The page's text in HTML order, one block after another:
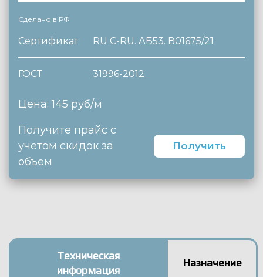
Сделано в РФ
Сертификат RU C-RU. АБ53. В01675/21
ГОСТ 31996-2012
Цена: 145 руб/м
Получите прайс с
учетом скидок за
объем
Получить
Техническая
информация
Назначение